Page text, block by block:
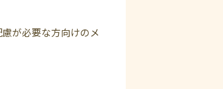
が必要な方向けのメ